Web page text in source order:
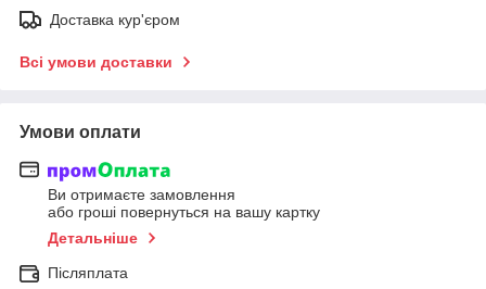
Доставка кур'єром
Всі умови доставки
Умови оплати
Ви отримаєте замовлення
або гроші повернуться на вашу картку
Детальніше
Післяплата